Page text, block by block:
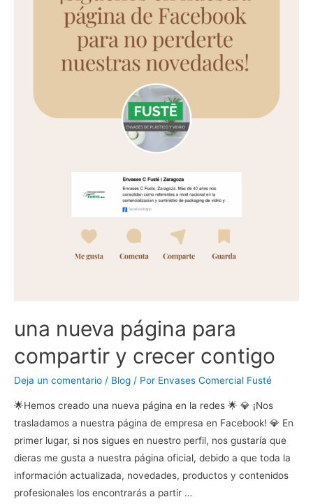
una nueva página para
compartir y crecer contigo
Deja un comentario / Blog / Por Envases Comercial Fusté
🌟Hemos creado una nueva página en la redes 🌟 💎 ¡Nos
trasladamos a nuestra página de empresa en Facebook! 💎 En
primer lugar, si nos sigues en nuestro perfil, nos gustaría que
dieras me gusta a nuestra página oficial, debido a que toda la
información actualizada, novedades, productos y contenidos
profesionales los encontrarás a partir …